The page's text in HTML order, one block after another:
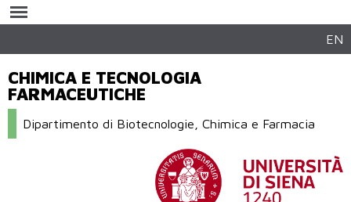
contenuto
EN
CHIMICA E TECNOLOGIA
FARMACEUTICHE
Dipartimento di Biotecnologie, Chimica e Farmacia